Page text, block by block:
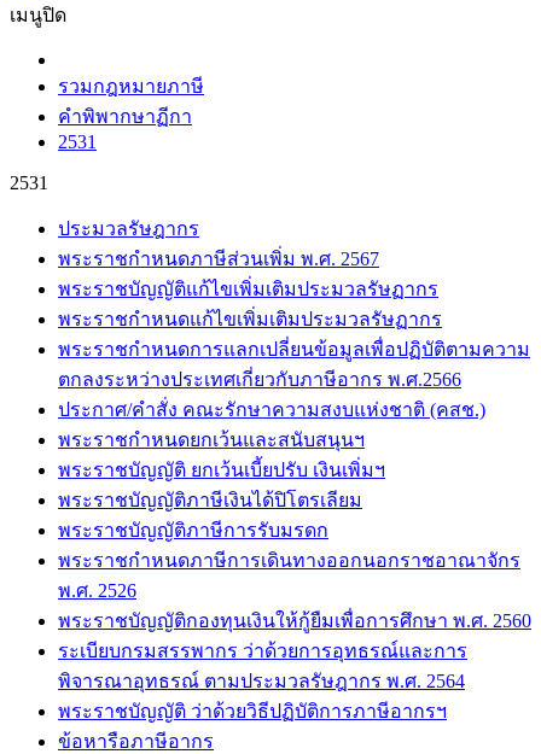
เมนูปิด
รวมกฎหมายภาษี
คำพิพากษาฏีกา
2531
2531
ประมวลรัษฎากร
พระราชกำหนดภาษีส่วนเพิ่ม พ.ศ. 2567
พระราชบัญญัติแก้ไขเพิ่มเติมประมวลรัษฏากร
พระราชกำหนดแก้ไขเพิ่มเติมประมวลรัษฏากร
พระราชกำหนดการแลกเปลี่ยนข้อมูลเพื่อปฏิบัติตามความ
ตกลงระหว่างประเทศเกี่ยวกับภาษีอากร พ.ศ.2566
ประกาศ/คำสั่ง คณะรักษาความสงบแห่งชาติ (คสช.)
พระราชกำหนดยกเว้นและสนับสนุนฯ
พระราชบัญญัติ ยกเว้นเบี้ยปรับ เงินเพิ่มฯ
พระราชบัญญัติภาษีเงินได้ปิโตรเลียม
พระราชบัญญัติภาษีการรับมรดก
พระราชกำหนดภาษีการเดินทางออกนอกราชอาณาจักร
พ.ศ. 2526
พระราชบัญญัติกองทุนเงินให้กู้ยืมเพื่อการศึกษา พ.ศ. 2560
ระเบียบกรมสรรพากร ว่าด้วยการอุทธรณ์และการ
พิจารณาอุทธรณ์ ตามประมวลรัษฎากร พ.ศ. 2564
พระราชบัญญัติ ว่าด้วยวิธีปฏิบัติการภาษีอากรฯ
ข้อหารือภาษีอากร